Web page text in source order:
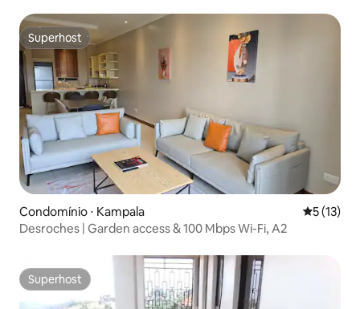
Superhost
Superhost
Condomínio ⋅ Kampala 5 de uma
5 (13)
Desroches | Garden access & 100 Mbps Wi-Fi, A2
Superhost
Superhost